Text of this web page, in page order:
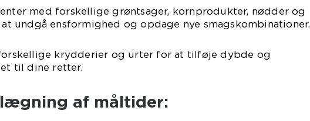
med forskellige grøntsager, kornprodukter, nødder og
undgå ensformighed og opdage nye smagskombinationer.
krydderier og urter for at tilføje dybde og
til dine retter.
af måltider: